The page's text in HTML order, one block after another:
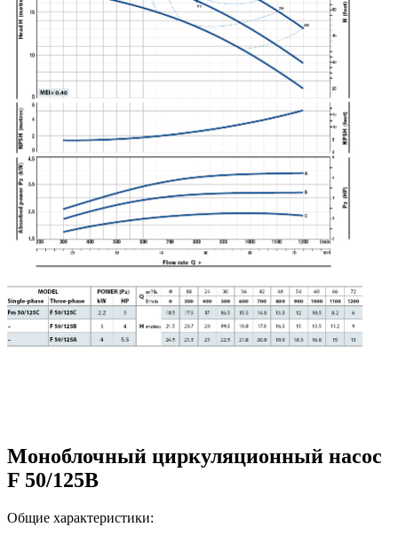
Моноблочный циркуляционный насос
F 50/125B
Общие характеристики: